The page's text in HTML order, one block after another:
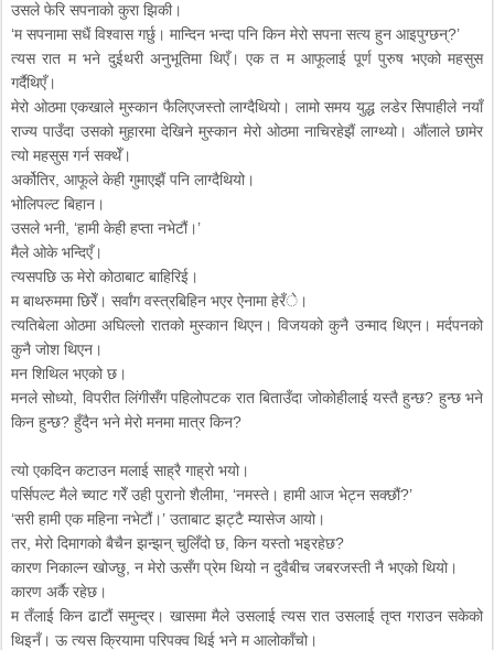
उसले फेरि सपनाको कुरा झिकी।
‘म सपनामा सधैं विश्वास गर्छु। मान्दिन भन्दा पनि किन मेरो सपना सत्य हुन आइपुग्छन्?’
त्यस रात म भने दुईथरी अनुभूतिमा थिएँ। एक त म आफूलाई पूर्ण पुरुष भएको महसुस
गर्दैथिएँ।
मेरो ओठमा एकखाले मुस्कान फैलिएजस्तो लाग्दैथियो। लामो समय युद्ध लडेर सिपाहीले नयाँ
राज्य पाउँदा उसको मुहारमा देखिने मुस्कान मेरो ओठमा नाचिरहेझैं लाग्थ्यो। औंलाले छामेर
त्यो महसुस गर्न सक्थेँ।
अर्कोतिर, आफूले केही गुमाएझैं पनि लाग्दैथियो।
भोलिपल्ट बिहान।
उसले भनी, ‘हामी केही हप्ता नभेटौं।’
मैले ओके भन्दिएँ।
त्यसपछि ऊ मेरो कोठाबाट बाहिरिई।
म बाथरुममा छिरेँ। सर्वांग वस्त्रबिहिन भएर ऐनामा हेरँे।
त्यतिबेला ओठमा अघिल्लो रातको मुस्कान थिएन। विजयको कुनै उन्माद थिएन। मर्दपनको
कुनै जोश थिएन।
मन शिथिल भएको छ।
मनले सोध्यो, विपरीत लिंगीसँग पहिलोपटक रात बिताउँदा जोकोहीलाई यस्तै हुन्छ? हुन्छ भने
किन हुन्छ? हुँदैन भने मेरो मनमा मात्र किन?
त्यो एकदिन कटाउन मलाई साह्रै गाह्रो भयो।
पर्सिपल्ट मैले च्याट गरेँ उही पुरानो शैलीमा, ‘नमस्ते। हामी आज भेट्न सक्छौं?’
‘सरी हामी एक महिना नभेटौं।’ उताबाट झट्टै म्यासेज आयो।
तर, मेरो दिमागको बैचैन झन्झन् चुलिँदो छ, किन यस्तो भइरहेछ?
कारण निकाल्न खोज्छु, न मेरो ऊसँग प्रेम थियो न दुवैबीच जबरजस्ती नै भएको थियो।
कारण अर्कै रहेछ।
म तँलाई किन ढाटौं समुन्द्र। खासमा मैले उसलाई त्यस रात उसलाई तृप्त गराउन सकेको
थिइनँ। ऊ त्यस क्रियामा परिपक्व थिई भने म आलोकाँचो।